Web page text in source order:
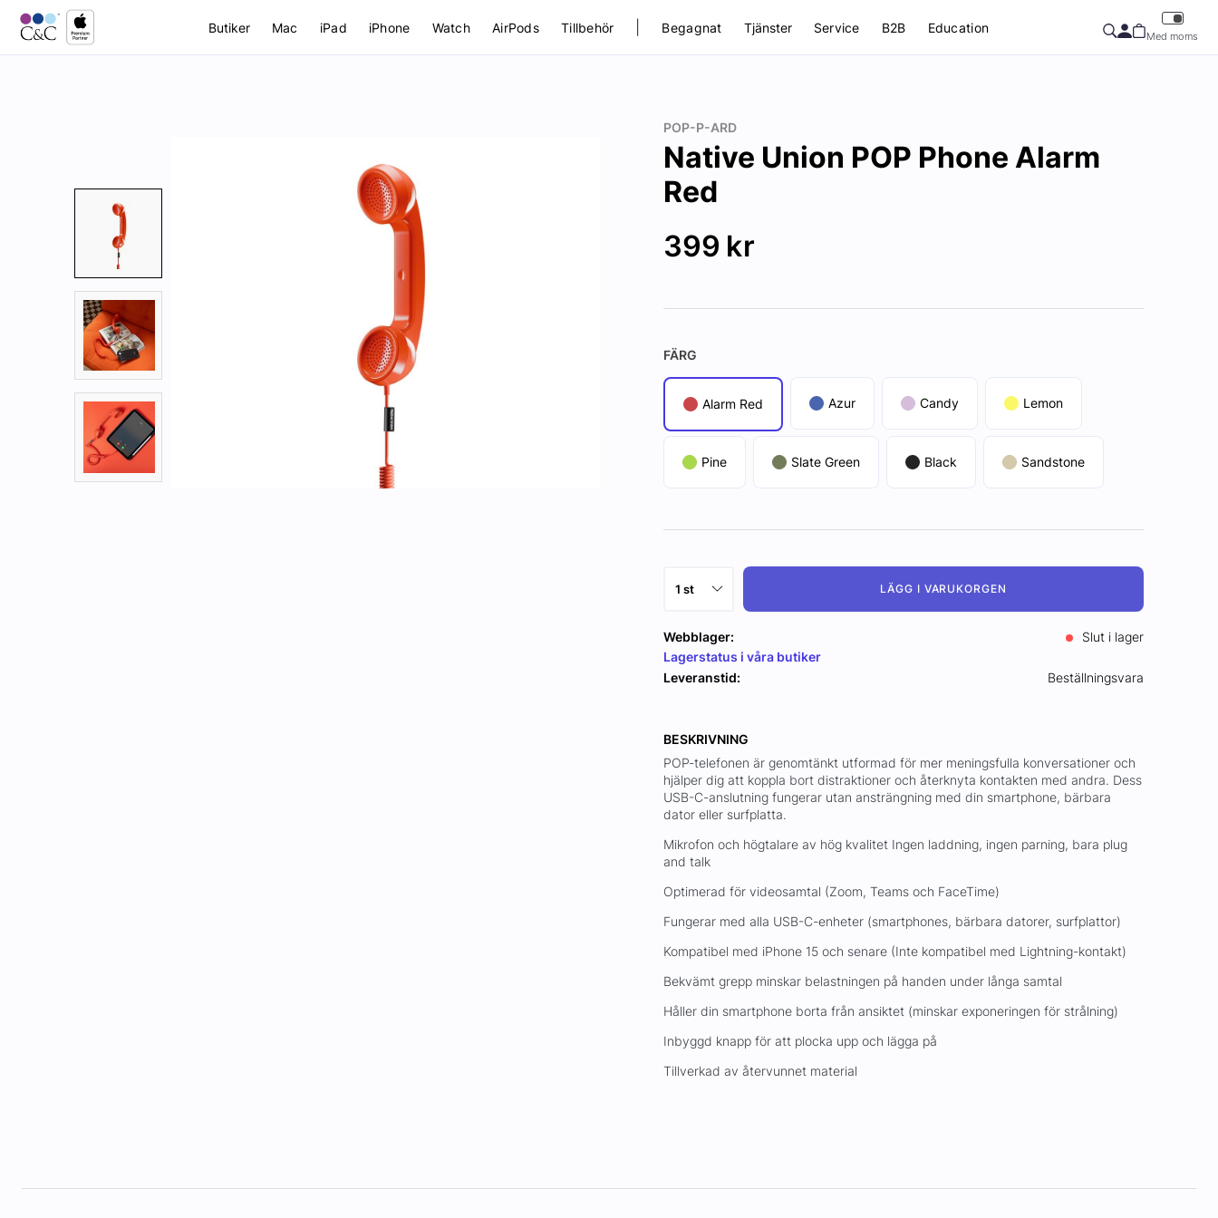
Butiker Mac iPad iPhone Watch AirPods Tillbehör Begagnat Tjänster Service B2B Education
Med moms
POP-P-ARD
Native Union POP Phone Alarm
Red
399 kr
FÄRG
Alarm Red Azur Candy Lemon
Pine Slate Green Black Sandstone
LÄGG I VARUKORGEN
Webblager:
Slut i lager
Lagerstatus i våra butiker
Leveranstid:
Beställningsvara
BESKRIVNING
POP-telefonen är genomtänkt utformad för mer meningsfulla konversationer och
hjälper dig att koppla bort distraktioner och återknyta kontakten med andra. Dess
USB-C-anslutning fungerar utan ansträngning med din smartphone, bärbara
dator eller surfplatta.
Mikrofon och högtalare av hög kvalitet Ingen laddning, ingen parning, bara plug
and talk
Optimerad för videosamtal (Zoom, Teams och FaceTime)
Fungerar med alla USB-C-enheter (smartphones, bärbara datorer, surfplattor)
Kompatibel med iPhone 15 och senare (Inte kompatibel med Lightning-kontakt)
Bekvämt grepp minskar belastningen på handen under långa samtal
Håller din smartphone borta från ansiktet (minskar exponeringen för strålning)
Inbyggd knapp för att plocka upp och lägga på
Tillverkad av återvunnet material